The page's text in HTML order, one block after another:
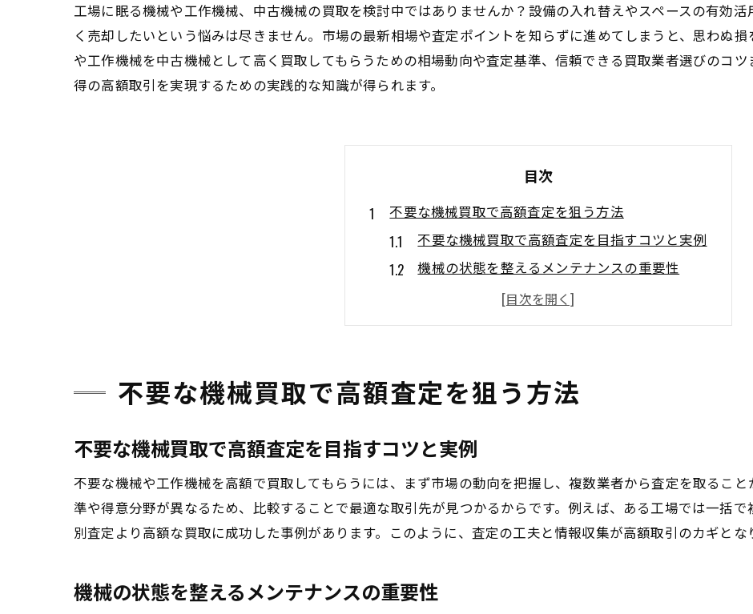
工場に眠る機械や工作機械、中古機械の買取を検討中ではありませんか？設備の入れ替えやスペースの有効
く売却したいという悩みは尽きません。市場の最新相場や査定ポイントを知らずに進めてしまうと、思わぬ
や工作機械を中古機械として高く買取してもらうための相場動向や査定基準、信頼できる買取業者選びのコ
得の高額取引を実現するための実践的な知識が得られます。
目次
不要な機械買取で高額査定を狙う方法
不要な機械買取で高額査定を目指すコツと実例
機械の状態を整えるメンテナンスの重要性
最新の機械買取相場を活用した査定対策
工場機械買取時に押さえるべきポイント
機械買取サービスの口コミ活用術を紹介
中古機械の最新相場動向と賢い売却術
中古機械の買取相場を見極めるポイント
中古機械買取ランキングを参考にする方法
中古機械買取で損をしないための注意点
機械買取価格の動向をチェックするコツ
工作機械の買取相場を正しく把握するコツ
不要な機械買取で高額査定を狙う方法
不要な機械買取で高額査定を目指すコツと実例
不要な機械や工作機械を高額で買取してもらうには、まず市場の動向を把握し、複数業者から査定を取るこ
準や得意分野が異なるため、比較することで最適な取引先が見つかるからです。例えば、ある工場では一括
別査定より高額な買取に成功した事例があります。このように、査定の工夫と情報収集が高額取引のカギとな
機械の状態を整えるメンテナンスの重要性